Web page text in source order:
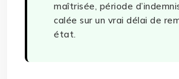
maîtrisée, période
calée sur un vrai délai de
état.